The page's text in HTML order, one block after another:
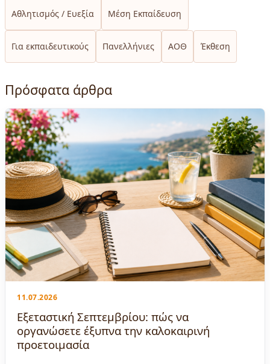
Αθλητισμός / Ευεξία Μέση Εκπαίδευση
Για εκπαιδευτικούς Πανελλήνιες ΑΟΘ Έκθεση
Πρόσφατα άρθρα
11.07.2026
Εξεταστική Σεπτεμβρίου: πώς να
οργανώσετε έξυπνα την καλοκαιρινή
προετοιμασία